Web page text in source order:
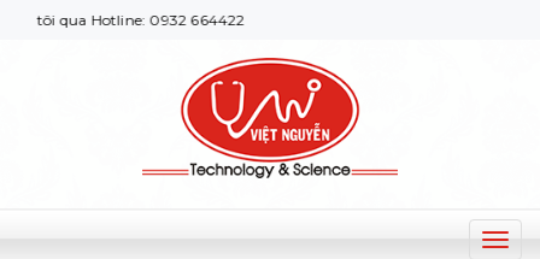
qua Hotline: 0932 664422
T